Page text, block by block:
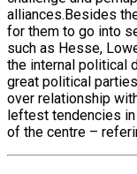
alliances.Besides
for them to go into
such as Hesse,
the internal political
great political
over relationship
leftest tendencies
of the centre –